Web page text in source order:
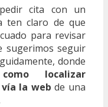
cita con un
ten claro de que
para revisar
sugerimos seguir
donde
como localizar
la web de una